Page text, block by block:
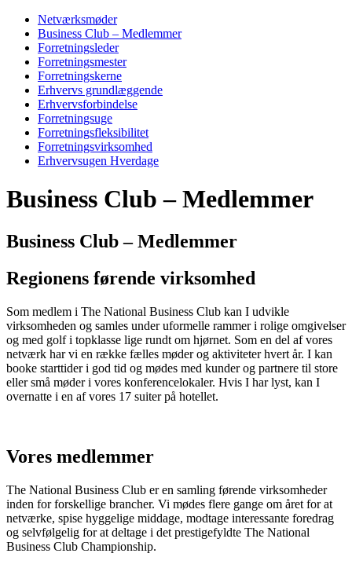
Netværksmøder
Business Club – Medlemmer
Forretningsleder
Forretningsmester
Forretningskerne
Erhvervs grundlæggende
Erhvervsforbindelse
Forretningsuge
Forretningsfleksibilitet
Forretningsvirksomhed
Erhvervsugen Hverdage
Business Club – Medlemmer
Business Club – Medlemmer
Regionens førende virksomhed
Som medlem i The National Business Club kan I udvikle
virksomheden og samles under uformelle rammer i rolige omgivelser
og med golf i topklasse lige rundt om hjørnet. Som en del af vores
netværk har vi en række fælles møder og aktiviteter hvert år. I kan
booke starttider i god tid og mødes med kunder og partnere til store
eller små møder i vores konferencelokaler. Hvis I har lyst, kan I
overnatte i en af vores 17 suiter på hotellet.
Vores medlemmer
The National Business Club er en samling førende virksomheder
inden for forskellige brancher. Vi mødes flere gange om året for at
netværke, spise hyggelige middage, modtage interessante foredrag
og selvfølgelig for at deltage i det prestigefyldte The National
Business Club Championship.